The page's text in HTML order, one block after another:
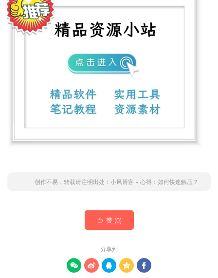
创作不易，转载请注明出处： 小风博客 » 心得：如何快速解压？
 赞 (0)
分享到
    